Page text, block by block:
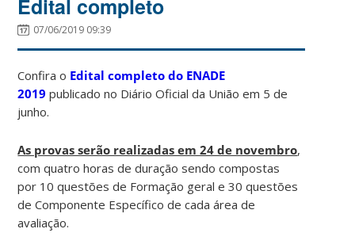
Edital completo
07/06/2019 09:39
Confira o Edital completo do ENADE
2019 publicado no Diário Oficial da União em 5 de
junho.
As provas serão realizadas em 24 de novembro,
com quatro horas de duração sendo compostas
por 10 questões de Formação geral e 30 questões
de Componente Específico de cada área de
avaliação.